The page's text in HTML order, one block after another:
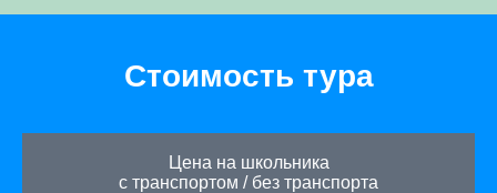
Стоимость тура
Цена на школьника
с транспортом / без транспорта